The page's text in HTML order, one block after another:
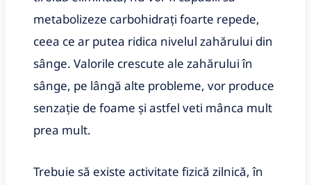
metabolizeze carbohidrați foarte repede,
ceea ce ar putea ridica nivelul zahărului din
sânge. Valorile crescute ale zahărului în
sânge, pe lângă alte probleme, vor produce
senzație de foame și astfel veti mânca mult
prea mult.
Trebuie să existe activitate fizică zilnică, în